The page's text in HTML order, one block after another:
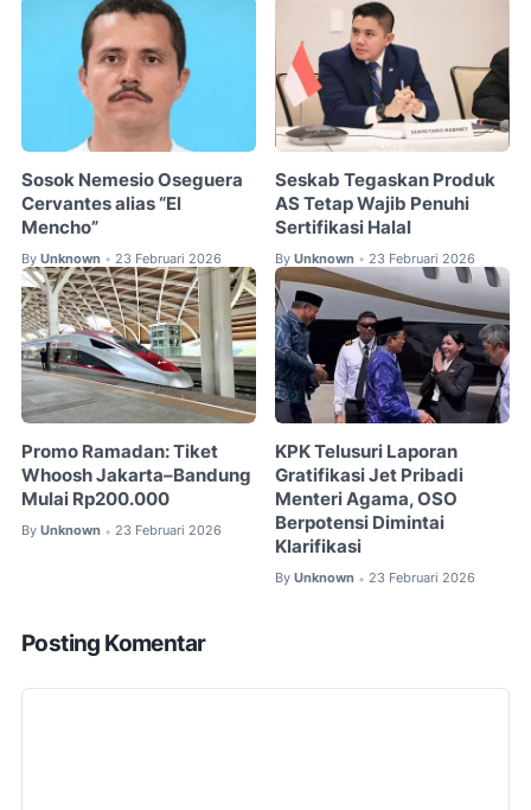
Sosok Nemesio Oseguera
Cervantes alias “El
Mencho”
By Unknown • 23 Februari 2026
Seskab Tegaskan Produk
AS Tetap Wajib Penuhi
Sertifikasi Halal
By Unknown • 23 Februari 2026
Promo Ramadan: Tiket
Whoosh Jakarta–Bandung
Mulai Rp200.000
By Unknown • 23 Februari 2026
KPK Telusuri Laporan
Gratifikasi Jet Pribadi
Menteri Agama, OSO
Berpotensi Dimintai
Klarifikasi
By Unknown • 23 Februari 2026
Posting Komentar